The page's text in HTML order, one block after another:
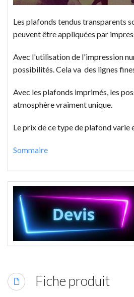
Les plafonds tendus transparents
peuvent être appliquées par
Avec l'utilisation de l'impression
possibilités. Cela va des lignes
Avec les plafonds imprimés, les
atmosphère vraiment unique.
Le prix de ce type de plafond varie
Sommaire
Fiche produit